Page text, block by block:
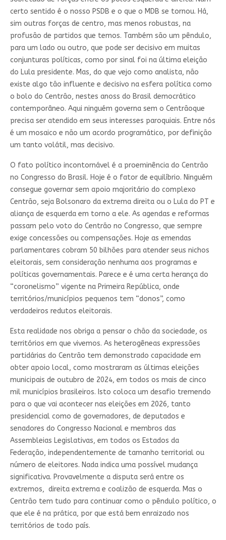
certo sentido é o nosso PSDB e o que o MDB se tornou. Há,
sim outras forças de centro, mas menos robustas, na
profusão de partidos que temos. Também são um pêndulo,
para um lado ou outro, que pode ser decisivo em muitas
conjunturas políticas, como por sinal foi na última eleição
do Lula presidente. Mas, do que vejo como analista, não
existe algo tão influente e decisivo na esfera política como
o bolo do Centrão, nestes anoss do Brasil democrático
contemporâneo. Aqui ninguém governa sem o Centrãoque
precisa ser atendido em seus interesses paroquiais. Entre nós
é um mosaico e não um acordo programático, por definição
um tanto volátil, mas decisivo.
O fato político incontornável é a proeminência do Centrão
no Congresso do Brasil. Hoje é o fator de equilíbrio. Ninguém
consegue governar sem apoio majoritário do complexo
Centrão, seja Bolsonaro da extrema direita ou o Lula do PT e
aliança de esquerda em torno a ele. As agendas e reformas
passam pelo voto do Centrão no Congresso, que sempre
exige concessões ou compensações. Hoje as emendas
parlamentares cobram 50 bilhões para atender seus nichos
eleitorais, sem consideração nenhuma aos programas e
políticas governamentais. Parece e é uma certa herança do
“coronelismo” vigente na Primeira República, onde
territórios/municípios pequenos tem “donos”, como
verdadeiros redutos eleitorais.
Esta realidade nos obriga a pensar o chão da sociedade, os
territórios em que vivemos. As heterogêneas expressões
partidárias do Centrão tem demonstrado capacidade em
obter apoio local, como mostraram as últimas eleições
municipais de outubro de 2024, em todos os mais de cinco
mil municípios brasileiros. Isto coloca um desafio tremendo
para o que vai acontecer nas eleições em 2026, tanto
presidencial como de governadores, de deputados e
senadores do Congresso Nacional e membros das
Assembleias Legislativas, em todos os Estados da
Federação, independentemente de tamanho territorial ou
número de eleitores. Nada indica uma possível mudança
significativa. Provavelmente a disputa será entre os
extremos, direita extrema e coalizão de esquerda. Mas o
Centrão tem tudo para continuar como o pêndulo político, o
que ele é na prática, por que está bem enraizado nos
territórios de todo país.